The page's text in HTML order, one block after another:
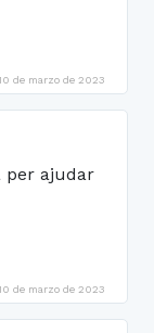
de marzo de 2023
per ajudar
de marzo de 2023